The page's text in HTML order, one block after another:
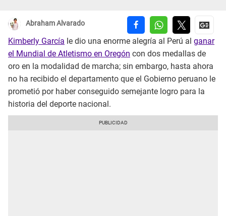
Abraham Alvarado
Kimberly García le dio una enorme alegría al Perú al ganar
el Mundial de Atletismo en Oregón con dos medallas de
oro en la modalidad de marcha; sin embargo, hasta ahora
no ha recibido el departamento que el Gobierno peruano le
prometió por haber conseguido semejante logro para la
historia del deporte nacional.